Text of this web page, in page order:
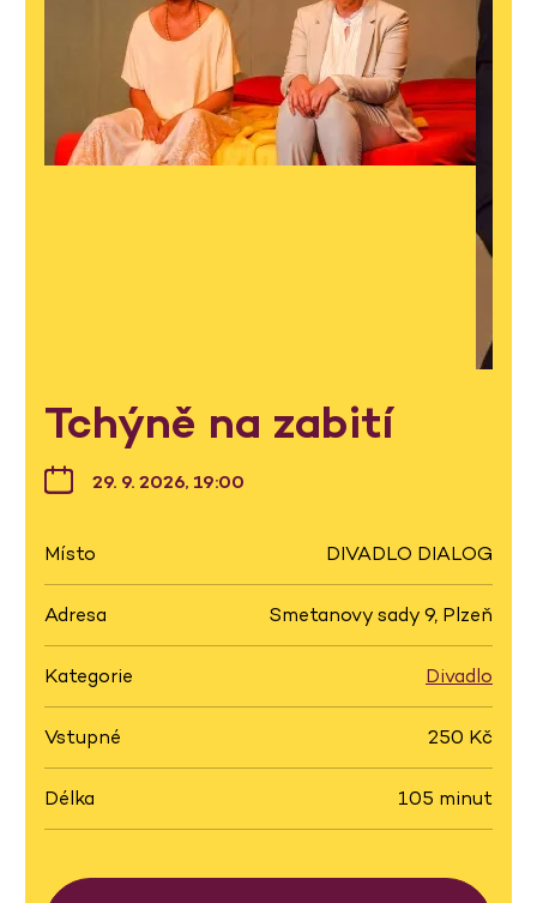
Tchýně na zabití
29. 9. 2026, 19:00
Místo DIVADLO DIALOG
Adresa Smetanovy sady 9, Plzeň
Kategorie Divadlo
Vstupné 250 Kč
Délka 105 minut